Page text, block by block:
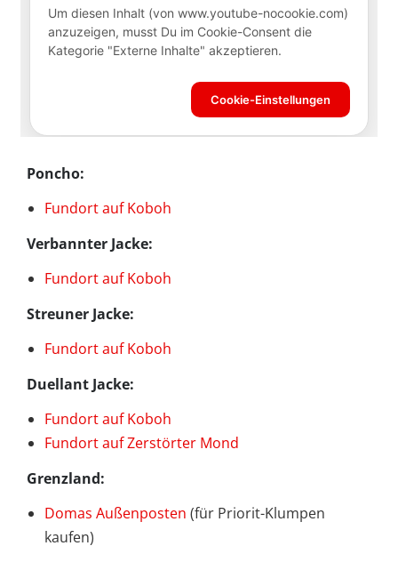
Poncho:
Fundort auf Koboh
Verbannter Jacke:
Fundort auf Koboh
Streuner Jacke:
Fundort auf Koboh
Duellant Jacke:
Fundort auf Koboh
Fundort auf Zerstörter Mond
Grenzland:
Domas Außenposten (für Priorit-Klumpen
kaufen)